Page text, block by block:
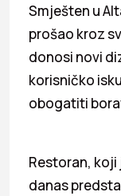
Smješten u
prošao kroz
donosi novi
korisničko
obogatiti
Restoran, koji
danas